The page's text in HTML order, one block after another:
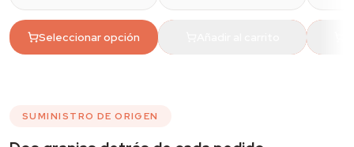
Seleccionar opción
SUMINISTRO DE ORIGEN